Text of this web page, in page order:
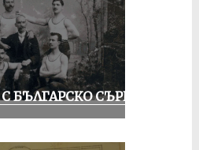
БЪЛГАРСКО СЪРЦЕ